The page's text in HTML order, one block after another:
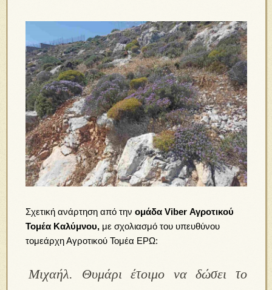
Σχετική ανάρτηση από τηνομάδα Viber Αγροτικού
Τομέα Καλύμνου, με σχολιασμό του υπευθύνου
τομεάρχη Αγροτικού Τομέα ΕΡΩ:
Μιχαήλ. Θυμάρι έτοιμο να δώσει το